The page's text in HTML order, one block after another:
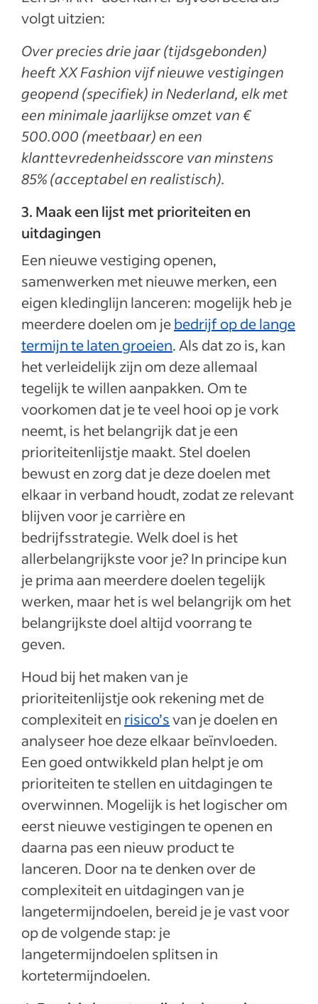
volgt uitzien:
Over precies drie jaar (tijdsgebonden)
heeft XX Fashion vijf nieuwe vestigingen
geopend (specifiek) in Nederland, elk met
een minimale jaarlijkse omzet van €
500.000 (meetbaar) en een
klanttevredenheidsscore van minstens
85% (acceptabel en realistisch).
3. Maak een lijst met prioriteiten en
uitdagingen
Een nieuwe vestiging openen,
samenwerken met nieuwe merken, een
eigen kledinglijn lanceren: mogelijk heb je
meerdere doelen om jebedrijf op de lange
termijn te laten groeien. Als dat zo is, kan
het verleidelijk zijn om deze allemaal
tegelijk te willen aanpakken. Om te
voorkomen dat je te veel hooi op je vork
neemt, is het belangrijk dat je een
prioriteitenlijstje maakt. Stel doelen
bewust en zorg dat je deze doelen met
elkaar in verband houdt, zodat ze relevant
blijven voor je carrière en
bedrijfsstrategie. Welk doel is het
allerbelangrijkste voor je? In principe kun
je prima aan meerdere doelen tegelijk
werken, maar het is wel belangrijk om het
belangrijkste doel altijd voorrang te
geven.
Houd bij het maken van je
prioriteitenlijstje ook rekening met de
complexiteit en risico’svan je doelen en
analyseer hoe deze elkaar beïnvloeden.
Een goed ontwikkeld plan helpt je om
prioriteiten te stellen en uitdagingen te
overwinnen. Mogelijk is het logischer om
eerst nieuwe vestigingen te openen en
daarna pas een nieuw product te
lanceren. Door na te denken over de
complexiteit en uitdagingen van je
langetermijndoelen, bereid je je vast voor
op de volgende stap: je
langetermijndoelen splitsen in
kortetermijndoelen.